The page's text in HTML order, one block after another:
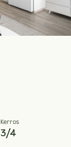
Kerros
3/4